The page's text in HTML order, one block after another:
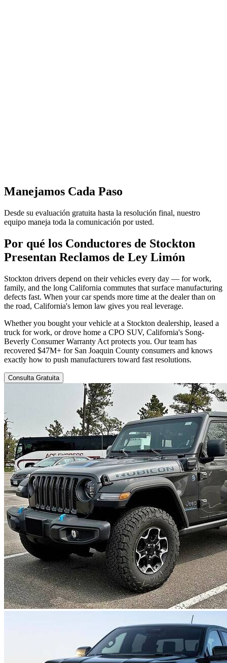
Manejamos Cada Paso
Desde su evaluación gratuita hasta la resolución final, nuestro
equipo maneja toda la comunicación por usted.
Por qué los Conductores de Stockton
Presentan Reclamos de Ley Limón
Stockton drivers depend on their vehicles every day — for work,
family, and the long California commutes that surface manufacturing
defects fast. When your car spends more time at the dealer than on
the road, California's lemon law gives you real leverage.
Whether you bought your vehicle at a Stockton dealership, leased a
truck for work, or drove home a CPO SUV, California's Song-
Beverly Consumer Warranty Act protects you. Our team has
recovered $47M+ for San Joaquin County consumers and knows
exactly how to push manufacturers toward fast resolutions.
Consulta Gratuita